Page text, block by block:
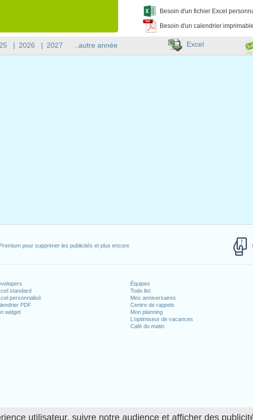
utilisateur, suivre notre audience et afficher des
pour supprimer les publicités et plus encore
standard
personnalisé
PDF
widget
Équipes
Todo list
Mes anniversaires
Centre de rappels
Mon planning
L'optimiseur de vacances
Café du matin
Besoin d'un fichier Excel
Besoin d'un calendrier
| 2026 | 2027 ..autre année Excel